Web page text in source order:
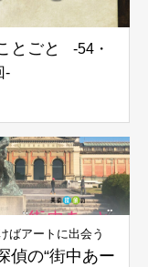
とごと
-54・
-
ばアートに出会う
偵の“街中あー